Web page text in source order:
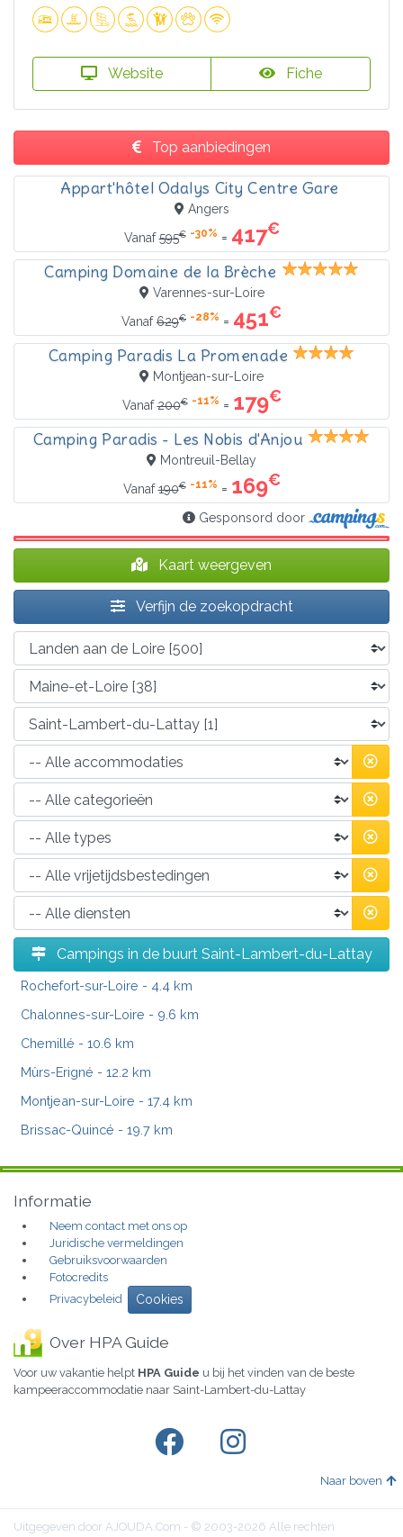
Website Fiche
Top aanbiedingen
Appart'hôtel Odalys City Centre Gare
Angers
Vanaf595€ -30% = 417€
Camping Domaine de la Brèche
Varennes-sur-Loire
Vanaf629€ -28% = 451€
Camping Paradis La Promenade
Montjean-sur-Loire
Vanaf200€ -11% = 179€
Camping Paradis - Les Nobis d'Anjou
Montreuil-Bellay
Vanaf190€ -11% = 169€
Gesponsord door
Kaart weergeven
Verfijn de zoekopdracht
Campings in de buurt Saint-Lambert-du-Lattay
Rochefort-sur-Loire - 4.4 km
Chalonnes-sur-Loire - 9.6 km
Chemillé - 10.6 km
Mûrs-Erigné - 12.2 km
Montjean-sur-Loire - 17.4 km
Brissac-Quincé - 19.7 km
Informatie
Neem contact met ons op
Juridische vermeldingen
Gebruiksvoorwaarden
Fotocredits
Privacybeleid
Cookies
Over HPA Guide
Voor uw vakantie helpt HPA Guide u bij het vinden van de beste
kampeeraccommodatie naar Saint-Lambert-du-Lattay
Naar boven
Uitgegeven door AJOUDA.Com - © 2003-2026 Alle rechten